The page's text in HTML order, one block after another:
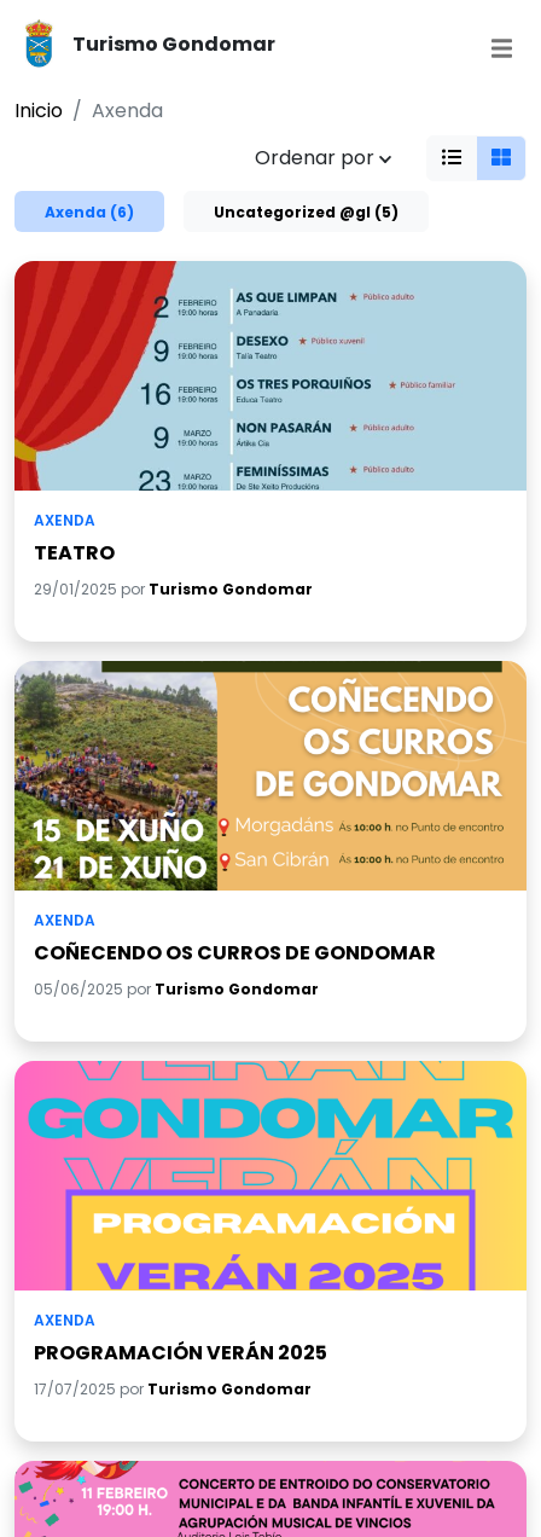
Turismo Gondomar
Inicio
Axenda
Ordenar por
Axenda (6) Uncategorized @gl (5)
AXENDA
TEATRO
29/01/2025 por Turismo Gondomar
AXENDA
COÑECENDO OS CURROS DE GONDOMAR
05/06/2025 por Turismo Gondomar
AXENDA
PROGRAMACIÓN VERÁN 2025
17/07/2025 por Turismo Gondomar